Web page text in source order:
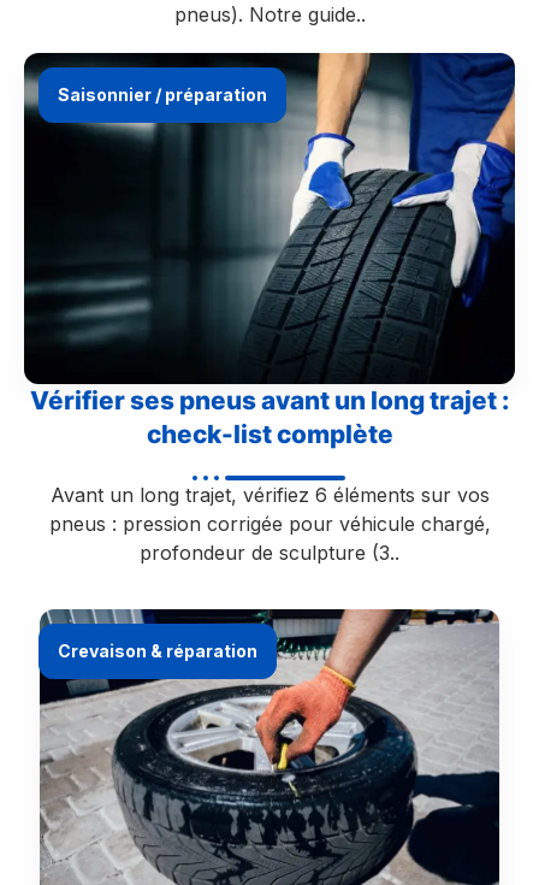
pneus). Notre guide..
Saisonnier / préparation
Vérifier ses pneus avant un long trajet :
check-list complète
Avant un long trajet, vérifiez 6 éléments sur vos
pneus : pression corrigée pour véhicule chargé,
profondeur de sculpture (3..
Crevaison & réparation